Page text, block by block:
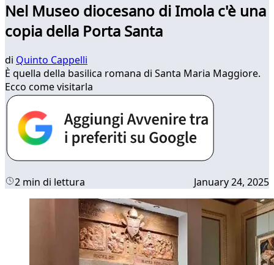
Nel Museo diocesano di Imola c'è una
copia della Porta Santa
di Quinto Cappelli
È quella della basilica romana di Santa Maria Maggiore.
Ecco come visitarla
2 min di lettura January 24, 2025